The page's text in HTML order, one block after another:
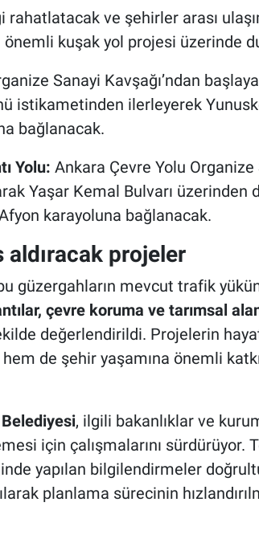
rahatlatacak ve şehirler arası
kuşak yol projesi üzerinde
Sanayi Kavşağı’ndan
istikametinden ilerleyerek
bağlanacak.
Yolu: Ankara Çevre Yolu Organize
Yaşar Kemal Bulvarı üzerinden
karayoluna bağlanacak.
aldıracak projeler
güzergahların mevcut trafik
çevre koruma ve tarımsal
değerlendirildi. Projelerin
de şehir yaşamına önemli
, ilgili bakanlıklar ve
için çalışmalarını sürdürüyor.
yapılan bilgilendirmeler
planlama sürecinin